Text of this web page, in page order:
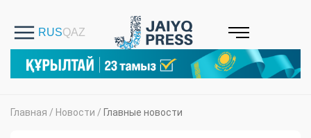
Главная / Новости / Главные новости